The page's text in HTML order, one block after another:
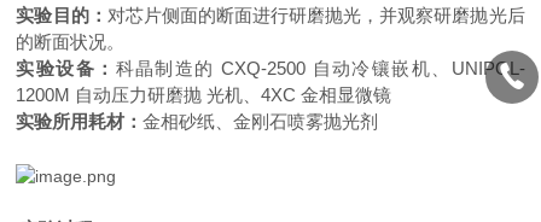
实验目的： 对芯片侧面的断面进行研磨抛光，并观察研磨抛光后
的断面状况。
实验设备： 科晶制造的 CXQ-2500 自动冷镶嵌机、UNIPOL-
1200M 自动压力研磨抛 光机、4XC 金相显微镜
实验所用耗材：金相砂纸、金刚石喷雾抛光剂